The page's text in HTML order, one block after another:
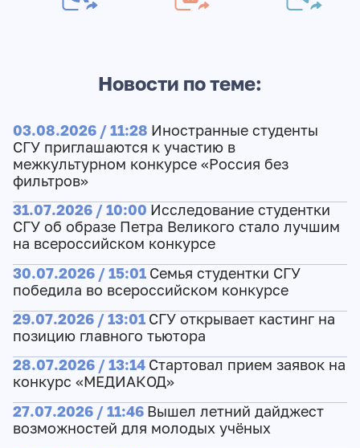
Новости по теме:
03.08.2026 / 11:28 Иностранные студенты
СГУ приглашаются к участию в
межкультурном конкурсе «Россия без
фильтров»
31.07.2026 / 10:00 Исследование студентки
СГУ об образе Петра Великого стало лучшим
на всероссийском конкурсе
30.07.2026 / 15:01 Семья студентки СГУ
победила во всероссийском конкурсе
29.07.2026 / 13:01 СГУ открывает кастинг на
позицию главного тьютора
28.07.2026 / 13:14 Стартовал прием заявок на
конкурс «МЕДИАКОД»
27.07.2026 / 11:46 Вышел летний дайджест
возможностей для молодых учёных